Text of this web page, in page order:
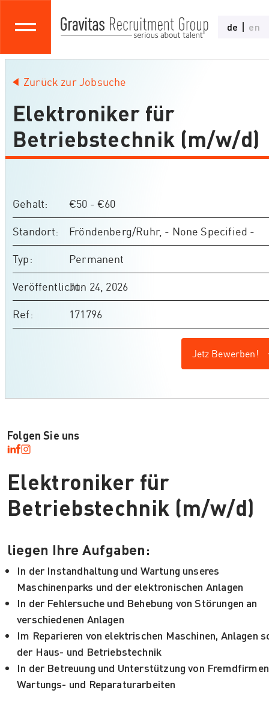
de en
Zurück zur Jobsuche
Elektroniker für
Betriebstechnik (m/w/d)
Gehalt €50 - €60
Standort Fröndenberg/Ruhr, - None Specified -
Typ Permanent
VeröffentlichtJun 24, 2026
Ref 171796
Jetz Bewerben!
Folgen Sie uns
Elektroniker für
Betriebstechnik (m/w/d)
liegen Ihre Aufgaben:
In der Instandhaltung und Wartung unseres
Maschinenparks und der elektronischen Anlagen
In der Fehlersuche und Behebung von Störungen an
verschiedenen Anlagen
Im Reparieren von elektrischen Maschinen, Anlagen
der Haus- und Betriebstechnik
In der Betreuung und Unterstützung von
Wartungs- und Reparaturarbeiten